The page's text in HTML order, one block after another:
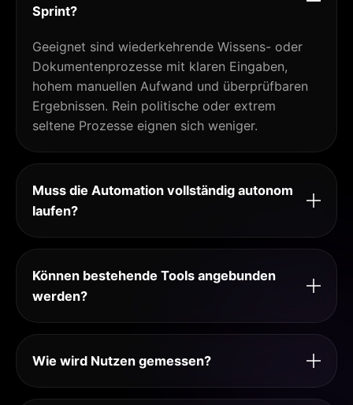
Sprint?
Geeignet sind wiederkehrende Wissens- oder
Dokumentenprozesse mit klaren Eingaben,
hohem manuellen Aufwand und überprüfbaren
Ergebnissen. Rein politische oder extrem
seltene Prozesse eignen sich weniger.
Muss die Automation vollständig autonom
laufen?
Können bestehende Tools angebunden
werden?
Wie wird Nutzen gemessen?